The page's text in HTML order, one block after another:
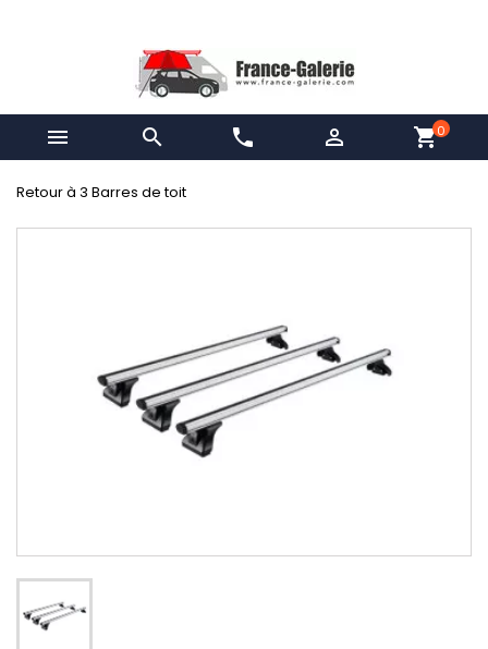
  phone  shopping_cart0
Retour à 3 Barres de toit